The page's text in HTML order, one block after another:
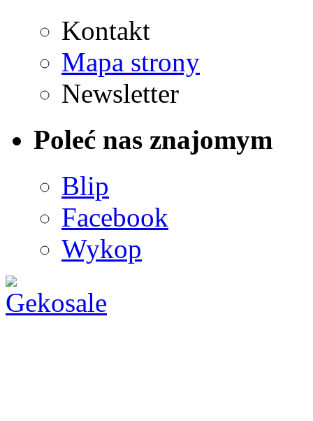
Kontakt
Mapa strony
Newsletter
Poleć nas znajomym
Blip
Facebook
Wykop